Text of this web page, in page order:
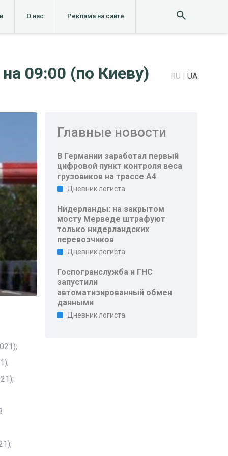
О нас Реклама на сайте
09:00 (по Киеву) RU UA
Главные новости
В Германии заработал первый
цифровой пункт контроля веса
грузовиков на трассе A4
Дневник логиста
Нидерланды: на закрытом
мосту Мерведе штрафуют
только нидерландских
перевозчиков
Дневник логиста
Госпогранслужба и ГНС
запустили
автоматизированный обмен
данными
Дневник логиста